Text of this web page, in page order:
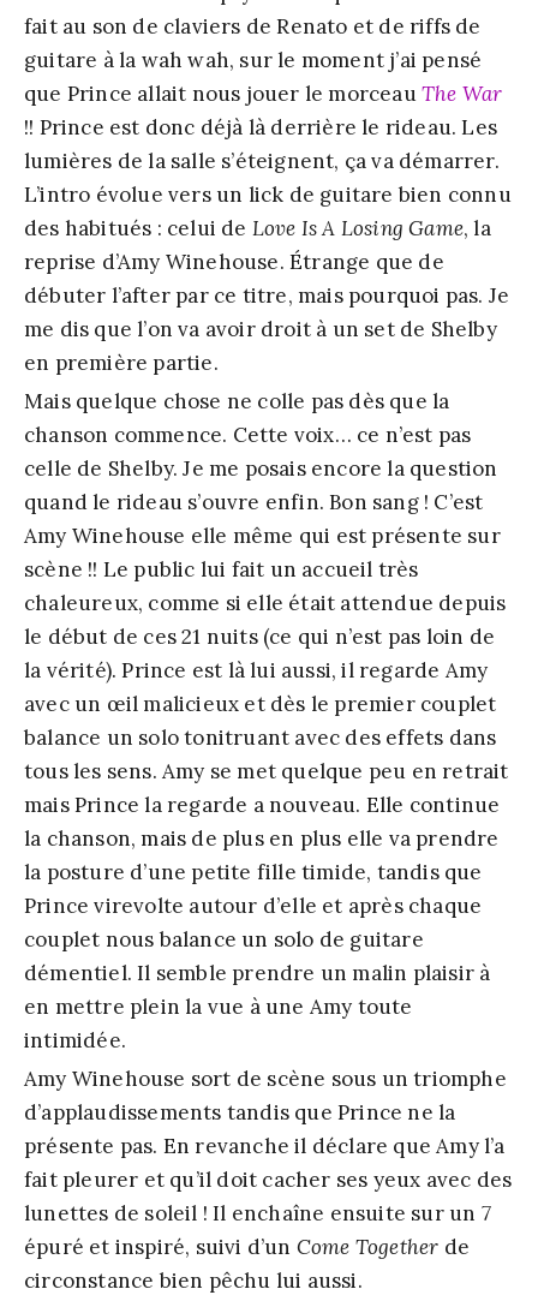
fait au son de claviers de Renato et de riffs de
guitare à la wah wah, sur le moment j’ai pensé
que Prince allait nous jouer le morceauThe War
!! Prince est donc déjà là derrière le rideau. Les
lumières de la salle s’éteignent, ça va démarrer.
L’intro évolue vers un lick de guitare bien connu
des habitués : celui de Love Is A Losing Game, la
reprise d’Amy Winehouse. Étrange que de
débuter l’after par ce titre, mais pourquoi pas. Je
me dis que l’on va avoir droit à un set de Shelby
en première partie.
Mais quelque chose ne colle pas dès que la
chanson commence. Cette voix… ce n’est pas
celle de Shelby. Je me posais encore la question
quand le rideau s’ouvre enfin. Bon sang ! C’est
Amy Winehouse elle même qui est présente sur
scène !! Le public lui fait un accueil très
chaleureux, comme si elle était attendue depuis
le début de ces 21 nuits (ce qui n’est pas loin de
la vérité). Prince est là lui aussi, il regarde Amy
avec un œil malicieux et dès le premier couplet
balance un solo tonitruant avec des effets dans
tous les sens. Amy se met quelque peu en retrait
mais Prince la regarde a nouveau. Elle continue
la chanson, mais de plus en plus elle va prendre
la posture d’une petite fille timide, tandis que
Prince virevolte autour d’elle et après chaque
couplet nous balance un solo de guitare
démentiel. Il semble prendre un malin plaisir à
en mettre plein la vue à une Amy toute
intimidée.
Amy Winehouse sort de scène sous un triomphe
d’applaudissements tandis que Prince ne la
présente pas. En revanche il déclare que Amy l’a
fait pleurer et qu’il doit cacher ses yeux avec des
lunettes de soleil ! Il enchaîne ensuite sur un 7
épuré et inspiré, suivi d’un Come Together de
circonstance bien pêchu lui aussi.